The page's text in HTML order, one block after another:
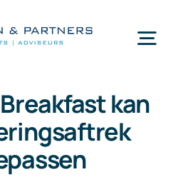
doen wij
zijn wij
kan